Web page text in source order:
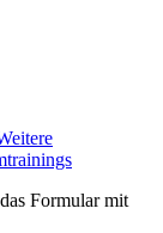
Formular mit